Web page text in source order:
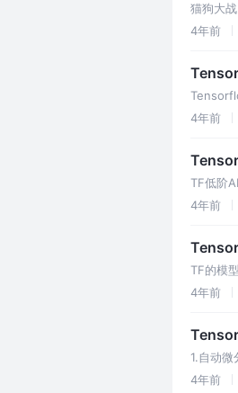
猫狗大
4年前
中训练
4年前
TF低阶
计算 2.
4年前
TF的模
4年前
1.自动
python
4年前